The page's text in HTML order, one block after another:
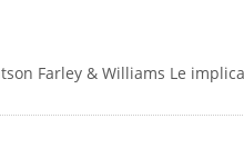
Farley & Williams Le